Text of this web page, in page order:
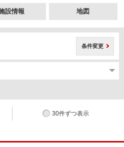
設情報 地図
条件変更
30件ずつ表示